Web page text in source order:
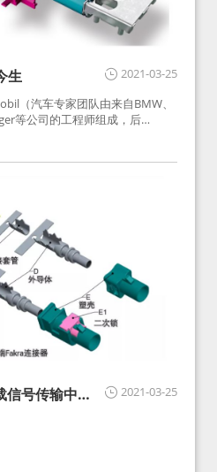
2021-03-25
生
（汽车专家团队由来自BMW、
等公司的工程师组成，后
及技术在2010年并入
BMW需求用于车载收音机天线连
业通用标准的射频连接器，被业
2021-03-25
信号传输中的